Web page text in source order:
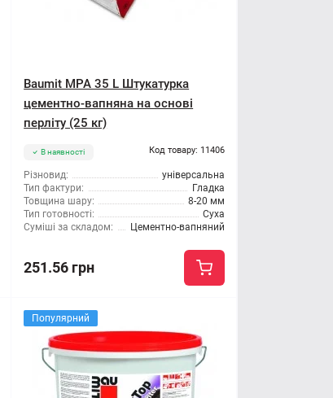
Baumit MPA 35 L Штукатурка
цементно-вапняна на основі
перліту (25 кг)
В наявності Код товару: 11406
Різновид:
універсальна
Тип фактури:
Гладка
Товщина шару:
8-20 мм
Тип готовності:
Суха
Суміші за складом:
Цементно-вапняний
251.56 грн
Популярний